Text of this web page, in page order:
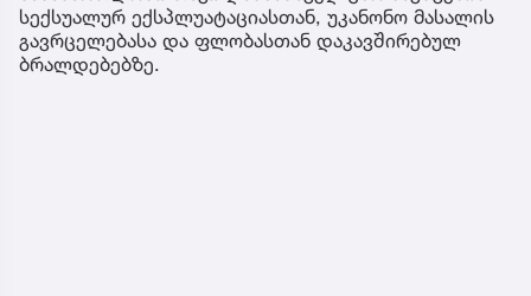
სექსუალურ ექსპლუატაციასთან, უკანონო მასალის
გავრცელებასა და ფლობასთან დაკავშირებულ
ბრალდებებზე.